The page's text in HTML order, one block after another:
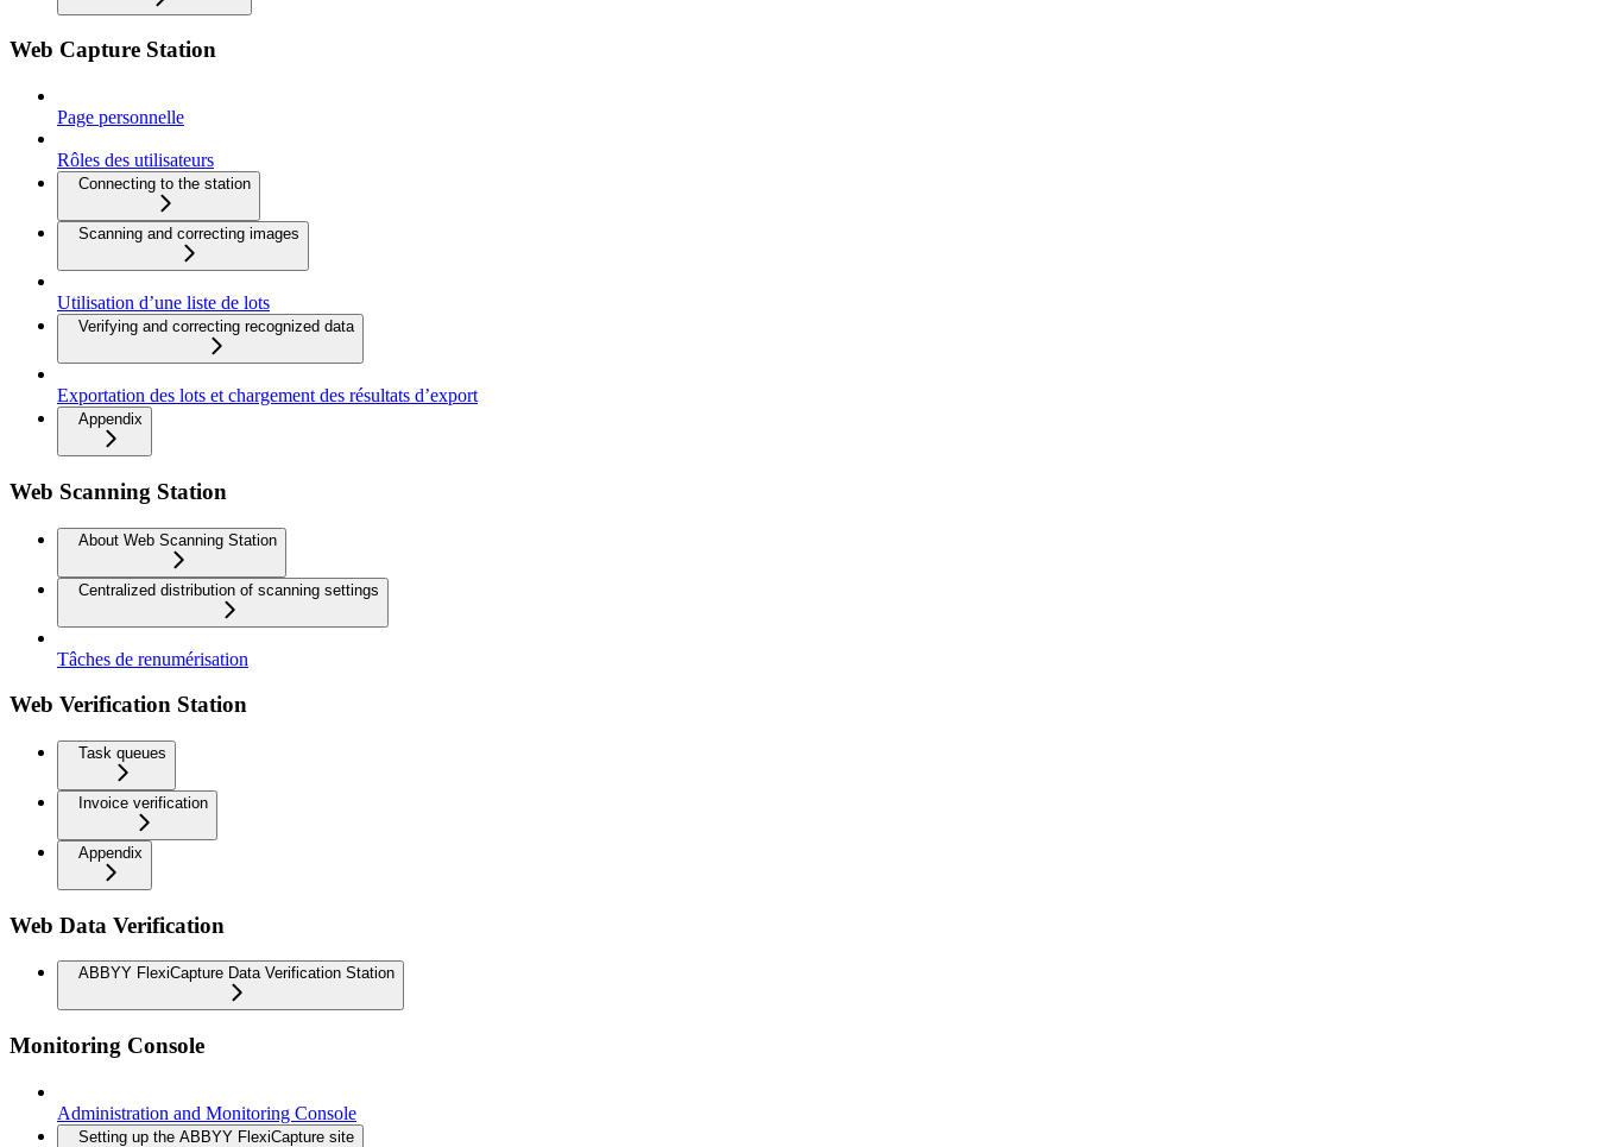
Web Capture Station
Page personnelle
Rôles des utilisateurs
Connecting to the station
Scanning and correcting images
Utilisation d’une liste de lots
Verifying and correcting recognized data
Exportation des lots et chargement des résultats d’export
Appendix
Web Scanning Station
About Web Scanning Station
Centralized distribution of scanning settings
Tâches de renumérisation
Web Verification Station
Task queues
Invoice verification
Appendix
Web Data Verification
ABBYY FlexiCapture Data Verification Station
Monitoring Console
Administration and Monitoring Console
Setting up the ABBYY FlexiCapture site